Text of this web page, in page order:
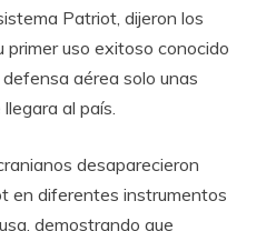
Patriot, dijeron los
primer uso exitoso conocido
aérea solo unas
al país.
desaparecieron
en diferentes instrumentos
demostrando que